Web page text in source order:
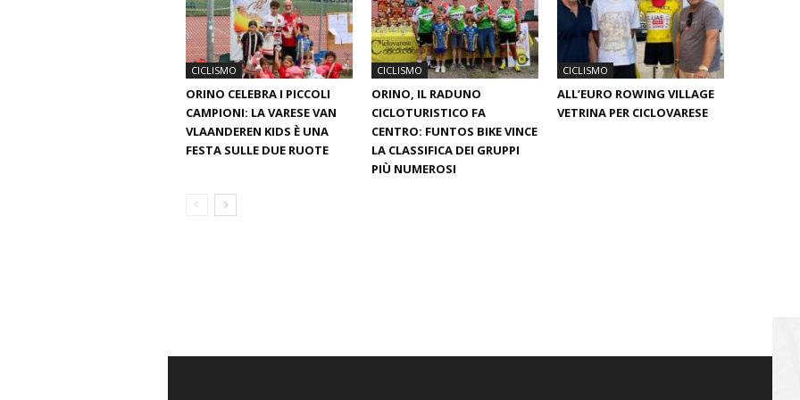
CICLISMO
ORINO CELEBRA I PICCOLI
CAMPIONI: LA VARESE VAN
VLAANDEREN KIDS È UNA
FESTA SULLE DUE RUOTE
CICLISMO
ORINO, IL RADUNO
CICLOTURISTICO FA
CENTRO: FUNTOS BIKE VINCE
LA CLASSIFICA DEI GRUPPI
PIÙ NUMEROSI
CICLISMO
ALL’EURO ROWING VILLAGE
VETRINA PER CICLOVARESE